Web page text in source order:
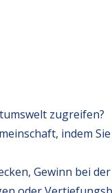
zugreifen?
indem
Gewinn bei